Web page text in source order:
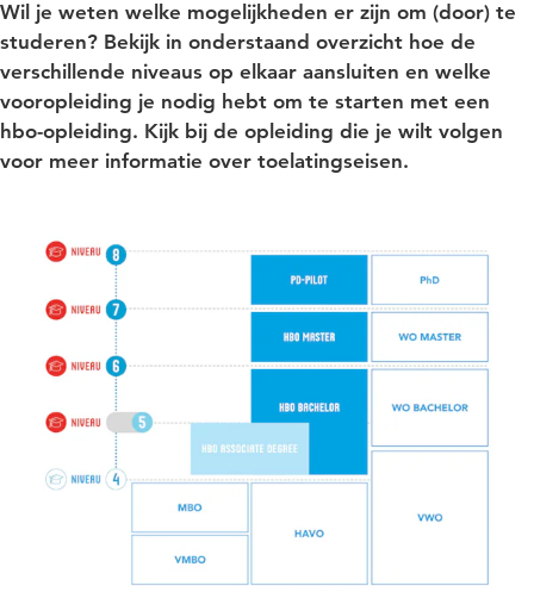
Wil je weten welke mogelijkheden er zijn om (door) te
studeren? Bekijk in onderstaand overzicht hoe de
verschillende niveaus op elkaar aansluiten en welke
vooropleiding je nodig hebt om te starten met een
hbo-opleiding. Kijk bij de opleiding die je wilt volgen
voor meer informatie over toelatingseisen.